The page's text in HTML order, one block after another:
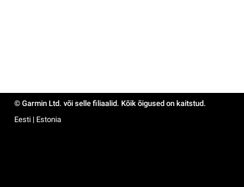
© Garmin Ltd. või selle filiaalid. Kõik õigused on kaitstud.
Eesti | Estonia